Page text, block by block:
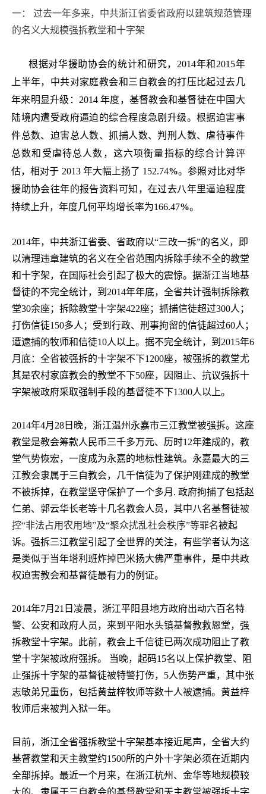
一： 过去一年多来，中共浙江省委省政府以建筑规范管理
的名义大规模强拆教堂和十字架
根据对华援助协会的统计和研究， 2014年和 2015年
上半年，中共对家庭教会和三自教会的打压比起过去几
年来明显升级： 2014年度，基督教会和基督徒在中国大
陆境内遭受政府逼迫的综合程度急剧升级。根据迫害事
件总数、迫害总人数、抓捕人数、判刑人数、虐待事件
总数和受虐待总人数，这六项衡量指标的综合计算评
估，相对于 2013 年大幅上扬了 152.74%。参照对比对华
援助协会往年的报告资料可知，在过去八年里逼迫程度
持续上升，年度几何平均增长率为166.47%。
2014年，中共浙江省委、省政府以“三改一拆”的名义，即
以清理违章建筑的名义在全省范围内拆除手续不全的教堂
和十字架，在国际社会引起了极大的震惊。据浙江当地基
督徒的不完全统计，到 2014年年底，全省共计强制拆除教
堂30余座；拆除教堂十字架422座；抓捕信徒超过300人；
打伤信徒150多人；受到行政、刑事拘留的信徒超过60人；
遭逮捕的牧师和信徒10人以上。据不完全统计，到 2015年6
月底：全省被强拆的十字架不下1200座，被强拆的教堂尤
其是农村家庭教会的教堂不下50座，因阻止、抗议强拆十
字架被政府采取强制手段的基督徒不下1300人以上。
2014年4月 28 日晚，浙江温州永嘉市三江教堂被强拆。这座
教堂是教会筹款人民币三千多万元、历时12年建成的，教
堂气势恢宏，一度成为永嘉的地标性建筑。永嘉最大的三
江教会隶属于三自教会，几千信徒为了保护刚建成的教堂
不被拆掉，在教堂坚守保护了一个多月 . 政府拘捕了包括赵
仁弟、郭云华长老等十几名教会人员，其中八名基督徒被
控“非法占用农用地”及“聚众扰乱社会秩序”等罪名被起
诉。强拆三江教堂引起了全世界的关注，有些学者认为这
是类似于当年塔利班炸掉巴米扬大佛严重事件，是中共政
权迫害教会和基督徒最有力的例证。
2014年7月 21 日凌晨，浙江平阳县地方政府出动六百名特
警、公安和政府人员，来到平阳水头镇基督教救恩堂，强
拆教堂十字架。此前，教会上千信徒已两次成功阻止了教
堂十字架被政府强拆。 当晚，起码15名以上保护教堂、阻
止强拆十字架的基督徒被特警打伤， 5人伤势严重，其中张
志敏弟兄重伤，包括黄益梓牧师等数十人被逮捕。黄益梓
牧师后来被判入狱一年。
目前，浙江全省强拆教堂十字架基本接近尾声，全省大约
基督教堂和天主教堂约1500所的户外十字架必须在近期内
全部拆掉。最近一个月来，在浙江杭州、金华等地规模较
大的、隶属于三自教会的基督教堂和天主教堂被强拆十字